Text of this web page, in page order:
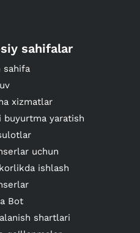
sahifalar
sahifa
xizmatlar
buyurtma yaratish
uchun
ishlash
Bot
shartlari